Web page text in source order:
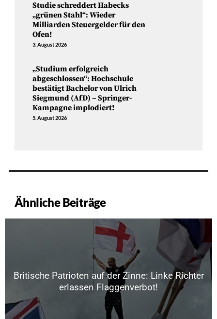
Studie schreddert Habecks
„grünen Stahl“: Wieder
Milliarden Steuergelder für den
Ofen!
3. August 2026
„Studium erfolgreich
abgeschlossen“: Hochschule
bestätigt Bachelor von Ulrich
Siegmund (AfD) – Springer-
Kampagne implodiert!
5. August 2026
Ähnliche Beiträge
Britische Patrioten auf der Zinne: Linke Richter
erlassen Flaggenverbot!